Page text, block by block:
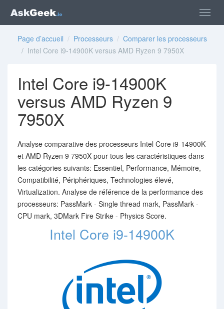
Page d’accueil / Processeurs / Comparer les processeurs
/ Intel Core i9-14900K versus AMD Ryzen 9 7950X
Intel Core i9-14900K
versus AMD Ryzen 9
7950X
Analyse comparative des processeurs Intel Core i9-14900K
et AMD Ryzen 9 7950X pour tous les caractéristiques dans
les catégories suivants: Essentiel, Performance, Mémoire,
Compatibilité, Périphériques, Technologies élevé,
Virtualization. Analyse de référence de la performance des
processeurs: PassMark - Single thread mark, PassMark -
CPU mark, 3DMark Fire Strike - Physics Score.
Intel Core i9-14900K